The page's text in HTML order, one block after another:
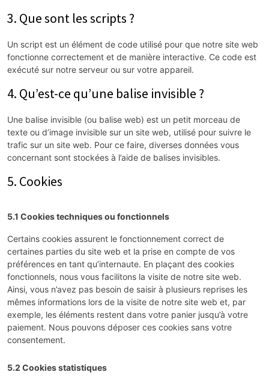
3. Que sont les scripts ?
Un script est un élément de code utilisé pour que notre site web
fonctionne correctement et de manière interactive. Ce code est
exécuté sur notre serveur ou sur votre appareil.
4. Qu’est-ce qu’une balise invisible ?
Une balise invisible (ou balise web) est un petit morceau de
texte ou d’image invisible sur un site web, utilisé pour suivre le
trafic sur un site web. Pour ce faire, diverses données vous
concernant sont stockées à l’aide de balises invisibles.
5. Cookies
5.1 Cookies techniques ou fonctionnels
Certains cookies assurent le fonctionnement correct de
certaines parties du site web et la prise en compte de vos
préférences en tant qu’internaute. En plaçant des cookies
fonctionnels, nous vous facilitons la visite de notre site web.
Ainsi, vous n’avez pas besoin de saisir à plusieurs reprises les
mêmes informations lors de la visite de notre site web et, par
exemple, les éléments restent dans votre panier jusqu’à votre
paiement. Nous pouvons déposer ces cookies sans votre
consentement.
5.2 Cookies statistiques